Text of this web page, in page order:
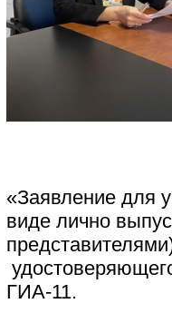
«Заявление для
виде лично
ГИА-11.